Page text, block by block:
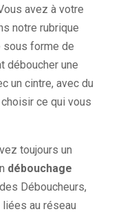
avez à votre
notre rubrique
sous forme de
déboucher une
un cintre, avec du
ce qui vous
toujours un
débouchage
Déboucheurs,
au réseau